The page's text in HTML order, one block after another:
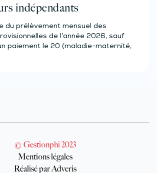
indépendants
du prélèvement mensuel des
de l’année 2026, sauf
paiement le 20 (maladie-maternité,
© Gestionphi 2023
Mentions légales
Réalisé par Adveris